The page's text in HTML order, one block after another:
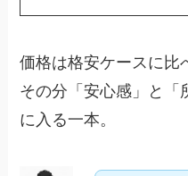
価格は格安ケースに比
その分「安心感」と「
に入る一本。